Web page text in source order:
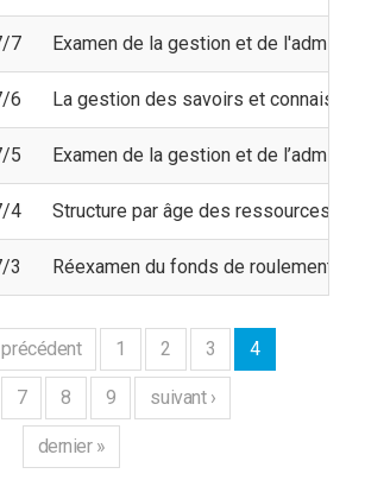
7 Examen de la gestion et de
6 La gestion des savoirs et
5 Examen de la gestion et de
4 Structure par âge des ressources
3 Réexamen du fonds de roulement
précédent 1 2 3 4
7 8 9 suivant ›
dernier »